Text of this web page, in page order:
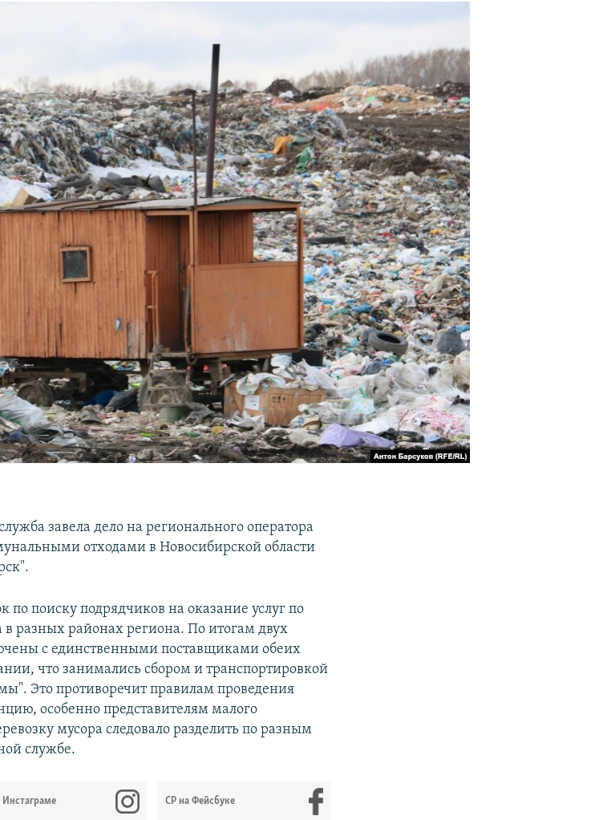
завела дело на регионального оператора
отходами в Новосибирской области
по поиску подрядчиков на оказание услуг по
в разных районах региона. По итогам двух
с единственными поставщиками обеих
что занимались сбором и транспортировкой
Это противоречит правилам проведения
особенно представителям малого
мусора следовало разделить по разным
службе.
Инстаграме СР на Фейсбуке